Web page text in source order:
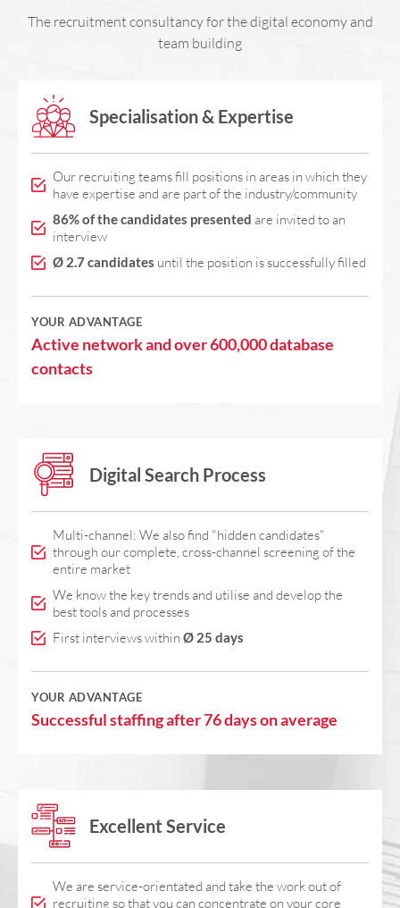
The recruitment consultancy for the digital economy and
team building
Specialisation & Expertise
Our recruiting teams fill positions in areas in which they
have expertise and are part of the industry/community
86% of the candidates presented are invited to an
interview
Ø 2.7 candidates until the position is successfully filled
YOUR ADVANTAGE
Active network and over 600,000 database
contacts
Digital Search Process
Multi-channel: We also find "hidden candidates"
through our complete, cross-channel screening of the
entire market
We know the key trends and utilise and develop the
best tools and processes
First interviews within Ø 25 days
YOUR ADVANTAGE
Successful staffing after 76 days on average
Excellent Service
We are service-orientated and take the work out of
recruiting so that you can concentrate on your core